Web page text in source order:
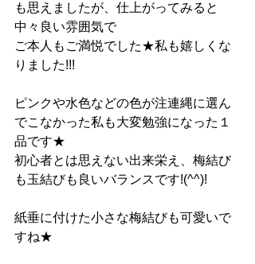
も思えましたが、仕上がってみると
中々良い雰囲気で
ご本人もご満悦でした★私も嬉しくな
りました!!!
ピンクや水色などの色が注連縄に選ん
でこなかった私も大変勉強になった１
品です★
初心者とは思えない出来栄え、梅結び
も玉結びも良いバランスです!(^^)!
紙垂に付けた小さな梅結びも可愛いで
すね★